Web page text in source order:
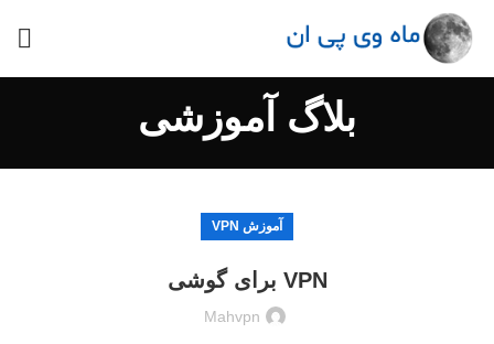
بلاگ آموزشی
آموزش VPN
VPN برای گوشی
Mahvpn